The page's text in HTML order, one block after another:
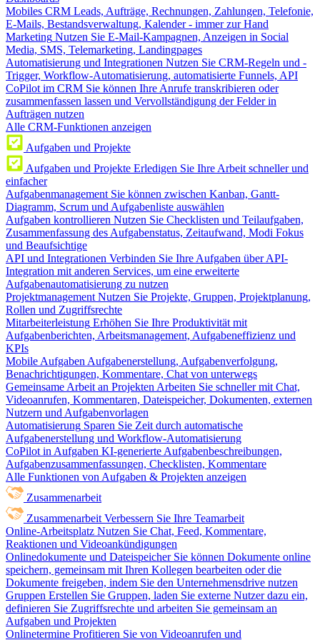
Mobiles CRM Leads, Aufträge, Rechnungen, Zahlungen, Telefonie,
E-Mails, Bestandsverwaltung, Kalender - immer zur Hand
Marketing Nutzen Sie E-Mail-Kampagnen, Anzeigen in Social
Media, SMS, Telemarketing, Landingpages
Automatisierung und Integrationen Nutzen Sie CRM-Regeln und -
Trigger, Workflow-Automatisierung, automatisierte Funnels, API
CoPilot im CRM Sie können Ihre Anrufe transkribieren oder
zusammenfassen lassen und Vervollständigung der Felder in
Aufträgen nutzen
Alle CRM-Funktionen anzeigen
Aufgaben und Projekte
Aufgaben und Projekte Erledigen Sie Ihre Arbeit schneller und
einfacher
Aufgabenmanagement Sie können zwischen Kanban, Gantt-
Diagramm, Scrum und Aufgabenliste auswählen
Aufgaben kontrollieren Nutzen Sie Checklisten und Teilaufgaben,
Zusammenfassung des Aufgabenstatus, Zeitaufwand, Modi Fokus
und Beaufsichtige
API und Integrationen Verbinden Sie Ihre Aufgaben über API-
Integration mit anderen Services, um eine erweiterte
Aufgabenautomatisierung zu nutzen
Projektmanagement Nutzen Sie Projekte, Gruppen, Projektplanung,
Rollen und Zugriffsrechte
Mitarbeiterleistung Erhöhen Sie Ihre Produktivität mit
Aufgabenberichten, Arbeitsmanagement, Aufgabeneffizienz und
KPIs
Mobile Aufgaben Aufgabenerstellung, Aufgabenverfolgung,
Benachrichtigungen, Kommentare, Chat von unterwegs
Gemeinsame Arbeit an Projekten Arbeiten Sie schneller mit Chat,
Videoanrufen, Kommentaren, Dateispeicher, Dokumenten, externen
Nutzern und Aufgabenvorlagen
Automatisierung Sparen Sie Zeit durch automatische
Aufgabenerstellung und Workflow-Automatisierung
CoPilot in Aufgaben KI-generierte Aufgabenbeschreibungen,
Aufgabenzusammenfassungen, Checklisten, Kommentare
Alle Funktionen von Aufgaben & Projekten anzeigen
Zusammenarbeit
Zusammenarbeit Verbessern Sie Ihre Teamarbeit
Online-Arbeitsplatz Nutzen Sie Chat, Feed, Kommentare,
Reaktionen und Videoankündigungen
Onlinedokumente und Dateispeicher Sie können Dokumente online
speichern, gemeinsam mit Ihren Kollegen bearbeiten oder die
Dokumente freigeben, indem Sie den Unternehmensdrive nutzen
Gruppen Erstellen Sie Gruppen, laden Sie externe Nutzer dazu ein,
definieren Sie Zugriffsrechte und arbeiten Sie gemeinsam an
Aufgaben und Projekten
Onlinetermine Profitieren Sie von Videoanrufen und